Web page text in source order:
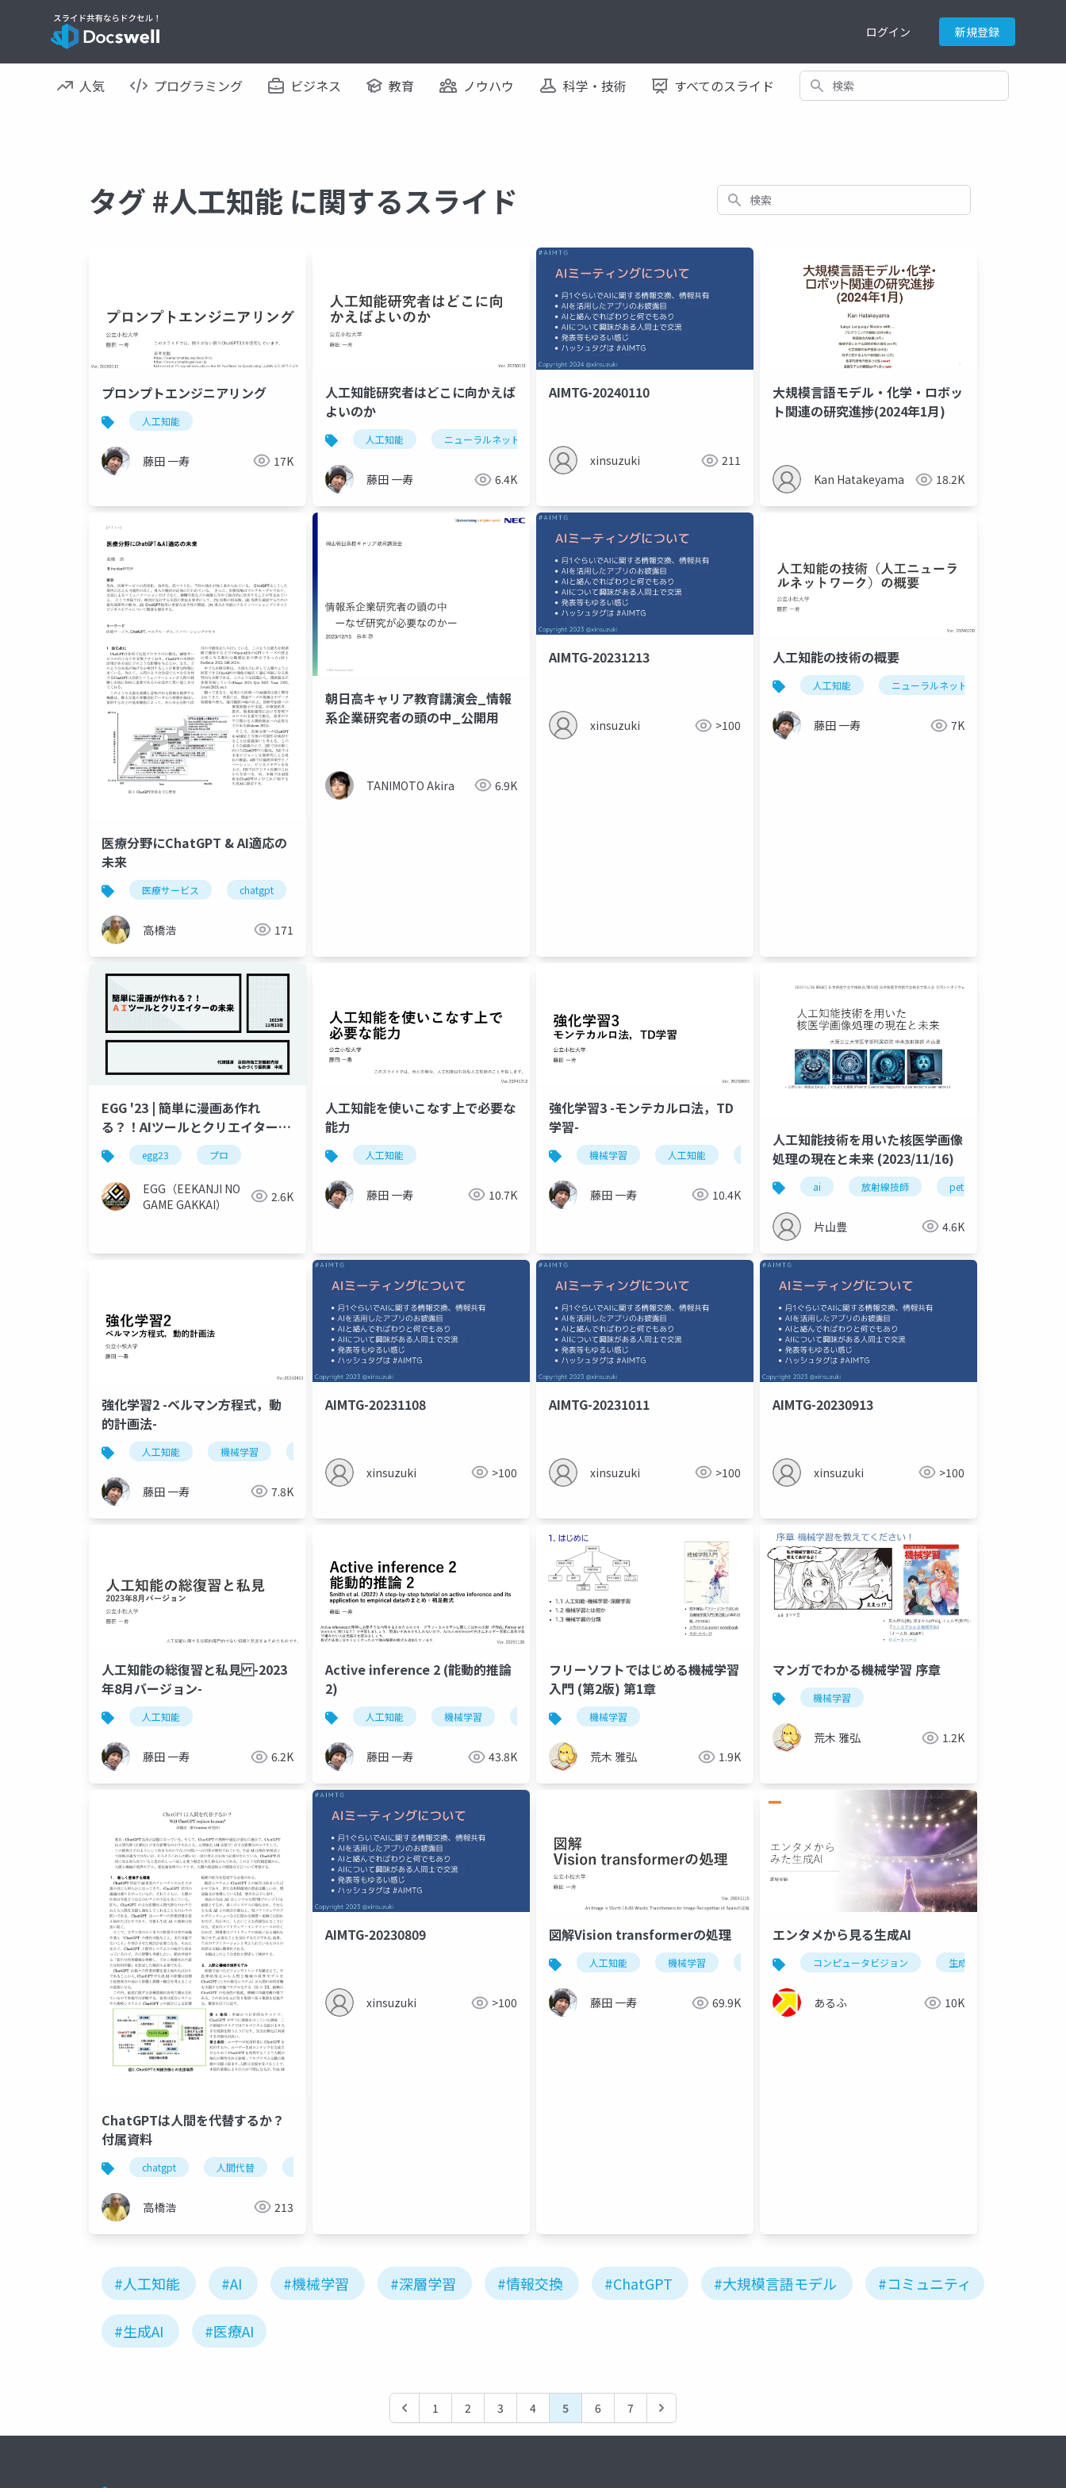
ログイン 新規登録
人気 プログラミング ビジネス 教育 ノウハウ 科学・技術 すべてのスライド 検索
タグ #人工知能 に関するスライド 検索
プロンプトエンジニアリング
人工知能
藤田 一寿 17K
人工知能研究者はどこに向かえば
よいのか
人工知能 ニューラルネットワーク
藤田 一寿 6.4K
AIMTG-20240110
xinsuzuki 211
大規模言語モデル・化学・ロボッ
ト関連の研究進捗(2024年1月)
Kan Hatakeyama 18.2K
医療分野にChatGPT & AI適応の
未来
医療サービス chatgpt
高橋浩 171
朝日高キャリア教育講演会_情報
系企業研究者の頭の中_公開用
TANIMOTO Akira 6.9K
AIMTG-20231213
xinsuzuki >100
人工知能の技術の概要
人工知能 ニューラルネットワーク
藤田 一寿 7K
EGG '23 | 簡単に漫画あ作れ
る？！AIツールとクリエイターの
未来
egg23 プロ
EGG（EEKANJI NO
GAME GAKKAI）
2.6K
人工知能を使いこなす上で必要な
能力
人工知能
藤田 一寿 10.7K
強化学習3 -モンテカルロ法，TD
学習-
機械学習 人工知能 強化学習
藤田 一寿 10.4K
人工知能技術を用いた核医学画像
処理の現在と未来 (2023/11/16)
ai 放射線技師 pet
片山豊 4.6K
強化学習2 -ベルマン方程式，動
的計画法-
人工知能 機械学習
藤田 一寿 7.8K
AIMTG-20231108
xinsuzuki >100
AIMTG-20231011
xinsuzuki >100
AIMTG-20230913
xinsuzuki >100
人工知能の総復習と私見 -2023
年8月バージョン-
人工知能
藤田 一寿 6.2K
Active inference 2 (能動的推論
2)
人工知能 機械学習 神経科学
藤田 一寿 43.8K
フリーソフトではじめる機械学習
入門 (第2版) 第1章
機械学習
荒木 雅弘 1.9K
マンガでわかる機械学習 序章
機械学習
荒木 雅弘 1.2K
ChatGPTは人間を代替するか？
付属資料
chatgpt 人間代替
高橋浩 213
AIMTG-20230809
xinsuzuki >100
図解Vision transformerの処理
人工知能 機械学習 ニューラルネットワーク
藤田 一寿 69.9K
エンタメから見る生成AI
コンピュータビジョン 生成ai
あるふ 10K
#人工知能 #AI #機械学習 #深層学習 #情報交換 #ChatGPT #大規模言語モデル #コミュニティ
#生成AI #医療AI
1 2 3 4 5 6 7